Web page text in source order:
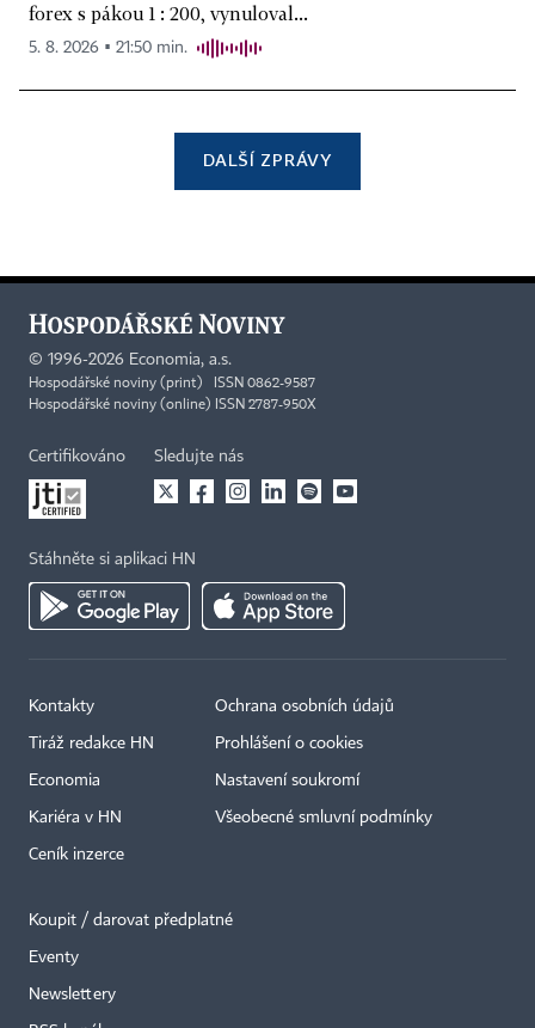
forex s pákou 1 : 200, vynuloval...
5. 8. 2026 ▪ 21:50 min.
DALŠÍ ZPRÁVY
© 1996-2026 Economia, a.s.
Hospodářské noviny (print) ISSN 0862-9587
Hospodářské noviny (online) ISSN 2787-950X
Certifikováno Sledujte nás
Stáhněte si aplikaci HN
Kontakty
Tiráž redakce HN
Economia
Kariéra v HN
Ceník inzerce
Ochrana osobních údajů
Prohlášení o cookies
Nastavení soukromí
Všeobecné smluvní podmínky
Koupit / darovat předplatné
Eventy
Newslettery